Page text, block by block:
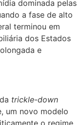
dominada pelas
a fase de alto
terminou em
dos Estados
e
trickle-down
um novo modelo
o regime